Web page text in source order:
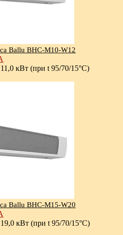
Ballu BHC-M10-W12
11,0 кВт (при t 95/70/15°С)
Ballu BHC-M15-W20
19,0 кВт (при t 95/70/15°С)